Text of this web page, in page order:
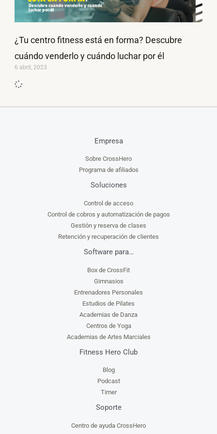
¿Tu centro fitness está en forma? Descubre
cuándo venderlo y cuándo luchar por él
6 abril, 2023
Empresa
Sobre CrossHero
Programa de afiliados
Soluciones
Control de acceso
Control de cobros y automatización de pagos
Gestión y reserva de clases
Retención y recuperación de clientes
Software para…
Box de CrossFit
Gimnasios
Entrenadores Personales
Estudios de Pilates
Academias de Danza
Centros de Yoga
Academias de Artes Marciales
Fitness Hero Club
Blog
Podcast
Timer
Soporte
Centro de ayuda CrossHero